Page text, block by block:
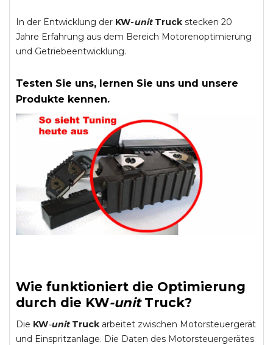
In der Entwicklung der KW-unitTruck stecken 20
Jahre Erfahrung aus dem Bereich Motorenoptimierung
und Getriebeentwicklung.
Testen Sie uns, lernen Sie uns und unsere
Produkte kennen.
Wie funktioniert die Optimierung
durch die KW-unit Truck?
Die KW-unit Truck arbeitet zwischen Motorsteuergerät
und Einspritzanlage. Die Daten des Motorsteuergerätes